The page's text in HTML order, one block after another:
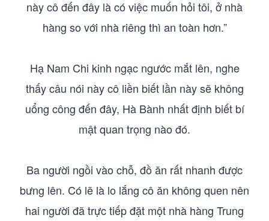
này cô đến đây là có việc muốn hỏi tôi, ở nhà
hàng so với nhà riêng thì an toàn hơn.”
Hạ Nam Chi kinh ngạc ngước mắt lên, nghe
thấy câu nói này cô liền biết lần này sẽ không
uổng công đến đây, Hà Bành nhất định biết bí
mật quan trọng nào đó.
Ba người ngồi vào chỗ, đồ ăn rất nhanh được
bưng lên. Có lẽ là lo lắng cô ăn không quen nên
hai người đã trực tiếp đặt một nhà hàng Trung